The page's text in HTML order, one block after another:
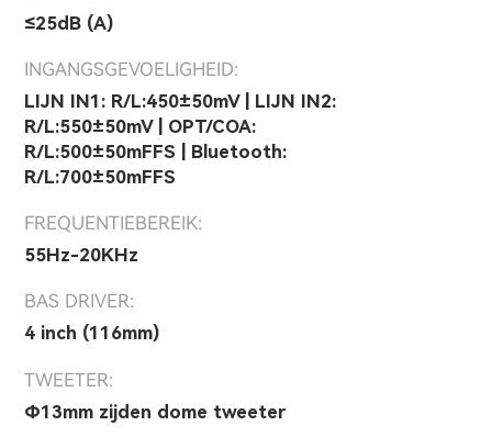
≤25dB (A)
INGANGSGEVOELIGHEID:
LIJN IN1: R/L:450±50mV | LIJN IN2:
R/L:550±50mV | OPT/COA:
R/L:500±50mFFS | Bluetooth:
R/L:700±50mFFS
FREQUENTIEBEREIK:
55Hz-20KHz
BAS DRIVER:
4 inch (116mm)
TWEETER:
Φ13mm zijden dome tweeter